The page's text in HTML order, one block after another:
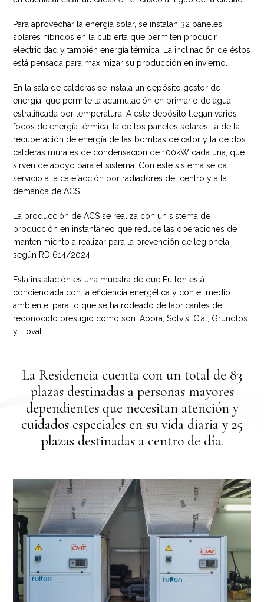
Para aprovechar la energía solar, se instalan 32 paneles
solares híbridos en la cubierta que permiten producir
electricidad y también energía térmica. La inclinación de éstos
está pensada para maximizar su producción en invierno.
En la sala de calderas se instala un depósito gestor de
energía, que permite la acumulación en primario de agua
estratificada por temperatura. A este depósito llegan varios
focos de energía térmica: la de los paneles solares, la de la
recuperación de energía de las bombas de calor y la de dos
calderas murales de condensación de 100kW cada una, que
sirven de apoyo para el sistema. Con este sistema se da
servicio a la calefacción por radiadores del centro y a la
demanda de ACS.
La producción de ACS se realiza con un sistema de
producción en instantáneo que reduce las operaciones de
mantenimiento a realizar para la prevención de legionela
según RD 614/2024.
Esta instalación es una muestra de que Fulton está
concienciada con la eficiencia energética y con el medio
ambiente, para lo que se ha rodeado de fabricantes de
reconocido prestigio como son: Abora, Solvis, Ciat, Grundfos
y Hoval.
La Residencia cuenta con un total de 83
plazas destinadas a personas mayores
dependientes que necesitan atención y
cuidados especiales en su vida diaria y 25
plazas destinadas a centro de día.